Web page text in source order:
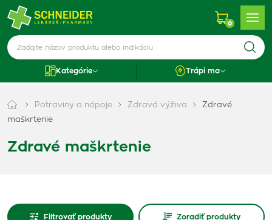
0
Kategórie Trápi ma
Potraviny a nápoje Zdravá výživa
Zdravé
maškrtenie
Zdravé maškrtenie
Filtrovať produkty Zoradiť produkty